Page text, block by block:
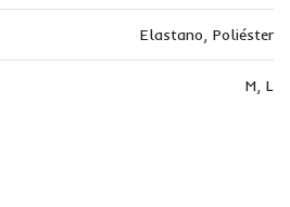
Elastano, Poliéster
M, L